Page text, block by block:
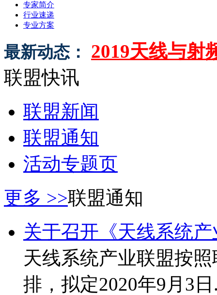
专家简介
行业速递
专业方案
最新动态：
2019天线与射
联盟快讯
联盟新闻
联盟通知
活动专题页
更多 >>联盟通知
关于召开《天线系统
天线系统产业联盟按
排，拟定2020年9月3日